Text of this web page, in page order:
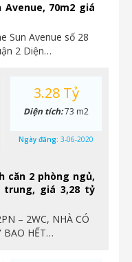
Avenue, 70m2 giá
Sun Avenue số 28
2 Diện…
căn 2 phòng ngủ,
trung, giá 3,28 tỷ
– 2WC, NHÀ CÓ
BAO HẾT…
3.28 Tỷ
Diện tích:73 m2
Ngày đăng: 3-06-2020